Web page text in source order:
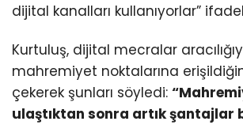
dijital kanalları kullanıyorlar”
Kurtuluş, dijital mecralar
mahremiyet noktalarına
çekerek şunları söyledi:
ulaştıktan sonra artık şantajlar